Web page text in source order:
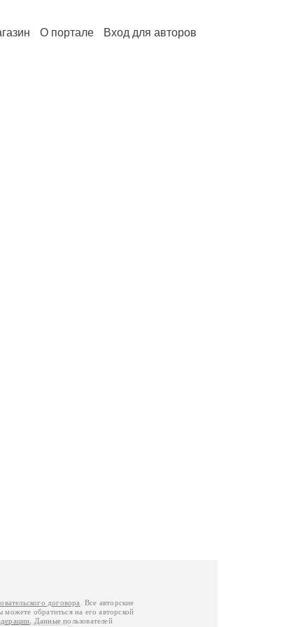
О портале Вход для авторов
договора
. Все авторские
можете обратиться на его авторской
. Данные пользователей